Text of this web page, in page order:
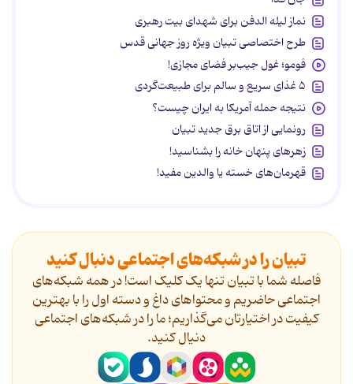
نماز لیله الدفن برای شهدای بیت رهبری
طرح اختصاصی تبیان ویژه روز جهانی قدس
فومو؛ غول جیب‌بر فضای مجازی!
۵ غذای سریع و سالم برای طبیعت‌گردی
نتیجه حمله آمریکا به ایران چیست؟
رونمایی از اتاق برق جدید تبیان
زهرهای پنهان خانه را بشناسید!
قهرمان‌های خسته یا والدین مفید!
تبیان را در شبکه‌های اجتماعی دنبال کنید
فاصله شما با تبیان تنها یک کلیک است! در همه شبکه‌های
اجتماعی حاضریم و محتواهای داغ و دسته اول را با بهترین
کیفیت در اختیارتان می‌گذاریم؛ ما را در شبکه‌های اجتماعی
دنیال کنید.